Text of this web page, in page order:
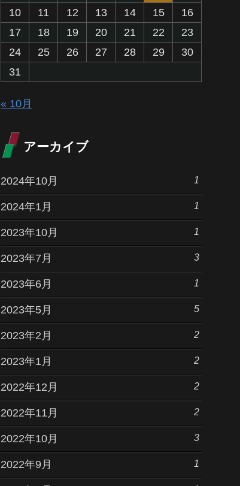
10
11 12 13 14 15
16
17
18 19 20 21 22
23
24
25 26 27 28 29
30
31
« 10月
アーカイブ
2024年10月 1
2024年1月 1
2023年10月 1
2023年7月 3
2023年6月 1
2023年5月 5
2023年2月 2
2023年1月 2
2022年12月 2
2022年11月 2
2022年10月 3
2022年9月 1